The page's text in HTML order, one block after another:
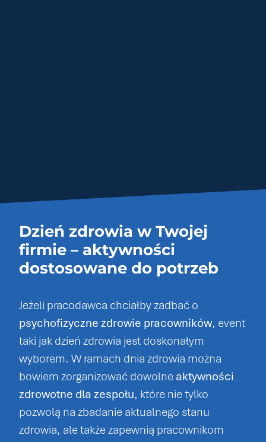
Dzień zdrowia w Twojej
firmie – aktywności
dostosowane do potrzeb
Jeżeli pracodawca chciałby zadbać o
psychofizyczne zdrowie pracowników, event
taki jak dzień zdrowia jest doskonałym
wyborem. W ramach dnia zdrowia można
bowiem zorganizować dowolne aktywności
zdrowotne dla zespołu, które nie tylko
pozwolą na zbadanie aktualnego stanu
zdrowia, ale także zapewnią pracownikom